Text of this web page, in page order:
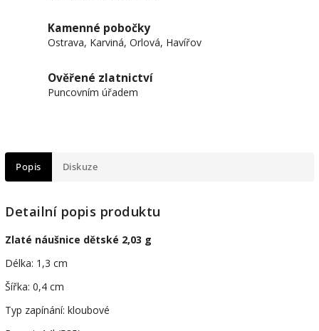
Kamenné pobočky
Ostrava, Karviná, Orlová, Havířov
Ověřené zlatnictví
Puncovním úřadem
Popis Diskuze
Detailní popis produktu
Zlaté náušnice dětské 2,03 g
Délka: 1,3 cm
Šířka: 0,4 cm
Typ zapínání: kloubové